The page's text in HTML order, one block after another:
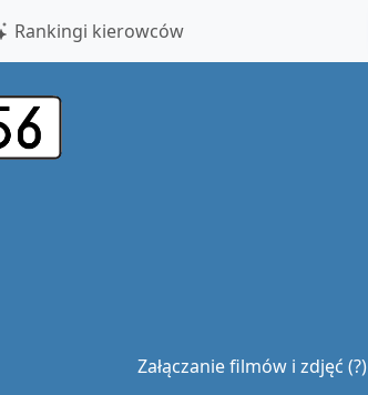
Rankingi kierowców
Załączanie filmów i zdjęć (?)